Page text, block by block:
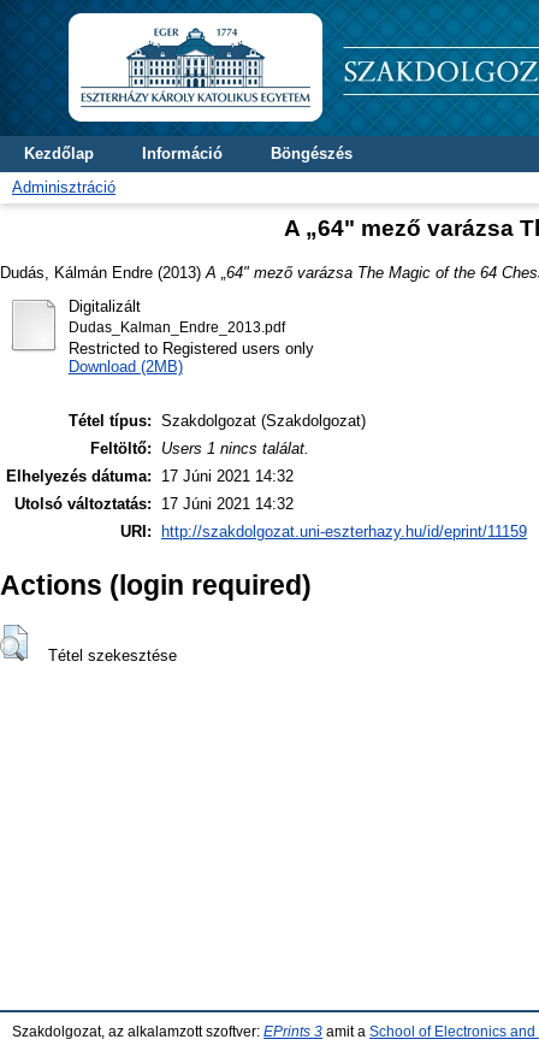
Kezdőlap Információ
Böngészés
Adminisztráció
A „64" mező varázsa
Dudás, Kálmán Endre (2013) A „64" mező varázsa The Magic of the 64
Digitalizált
Dudas_Kalman_Endre_2013.pdf
Restricted to Registered users only
Download (2MB)
Tétel típus: Szakdolgozat (Szakdolgozat)
Feltöltő:
Users 1 nincs találat.
Elhelyezés dátuma:
17 Júni 2021 14:32
Utolsó változtatás:
17 Júni 2021 14:32
URI:
http://szakdolgozat.uni-eszterhazy.hu/id/eprint/11159
Actions (login required)
Tétel szekesztése
Szakdolgozat, az alkalamzott szoftver: EPrints 3 amit a School of Electronics